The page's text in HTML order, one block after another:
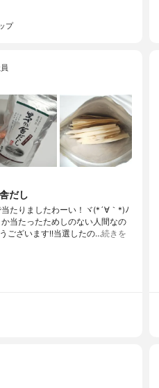
プ
だし
たりましたわーい！ヾ(*´∀｀*)ﾉ
当たったためしのない人間なの
ございます!!当選したの…続きを